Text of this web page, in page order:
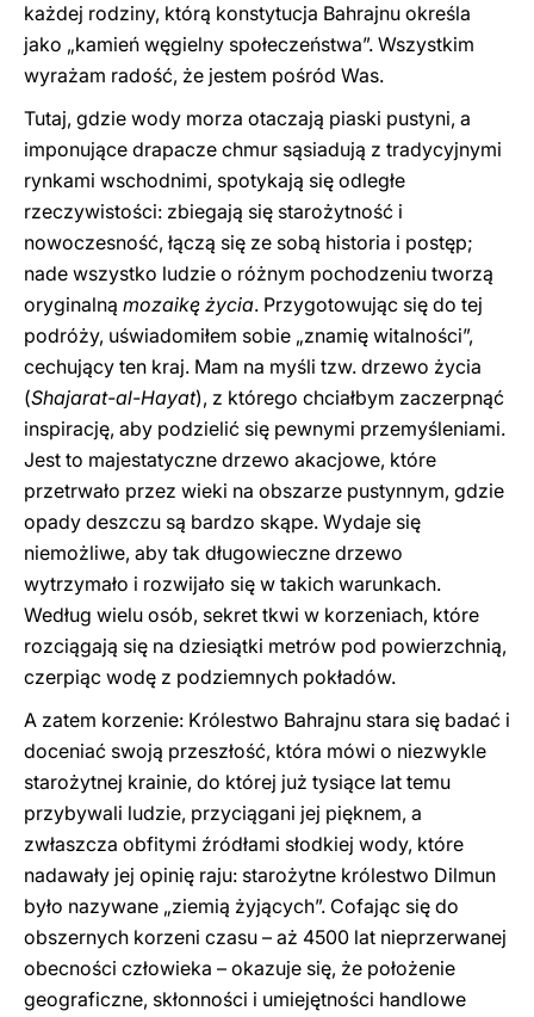
każdej rodziny, którą konstytucja Bahrajnu określa
jako „kamień węgielny społeczeństwa”. Wszystkim
wyrażam radość, że jestem pośród Was.
Tutaj, gdzie wody morza otaczają piaski pustyni, a
imponujące drapacze chmur sąsiadują z tradycyjnymi
rynkami wschodnimi, spotykają się odległe
rzeczywistości: zbiegają się starożytność i
nowoczesność, łączą się ze sobą historia i postęp;
nade wszystko ludzie o różnym pochodzeniu tworzą
oryginalną mozaikę życia. Przygotowując się do tej
podróży, uświadomiłem sobie „znamię witalności”,
cechujący ten kraj. Mam na myśli tzw. drzewo życia
(Shajarat-al-Hayat), z którego chciałbym zaczerpnąć
inspirację, aby podzielić się pewnymi przemyśleniami.
Jest to majestatyczne drzewo akacjowe, które
przetrwało przez wieki na obszarze pustynnym, gdzie
opady deszczu są bardzo skąpe. Wydaje się
niemożliwe, aby tak długowieczne drzewo
wytrzymało i rozwijało się w takich warunkach.
Według wielu osób, sekret tkwi w korzeniach, które
rozciągają się na dziesiątki metrów pod powierzchnią,
czerpiąc wodę z podziemnych pokładów.
A zatem korzenie: Królestwo Bahrajnu stara się badać i
doceniać swoją przeszłość, która mówi o niezwykle
starożytnej krainie, do której już tysiące lat temu
przybywali ludzie, przyciągani jej pięknem, a
zwłaszcza obfitymi źródłami słodkiej wody, które
nadawały jej opinię raju: starożytne królestwo Dilmun
było nazywane „ziemią żyjących”. Cofając się do
obszernych korzeni czasu – aż 4500 lat nieprzerwanej
obecności człowieka – okazuje się, że położenie
geograficzne, skłonności i umiejętności handlowe